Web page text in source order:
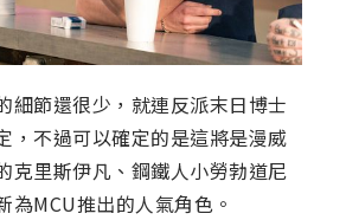
細節還很少，就連反派末日博士
，不過可以確定的是這將是漫威
克里斯伊凡、鋼鐵人小勞勃道尼
為MCU推出的人氣角色。